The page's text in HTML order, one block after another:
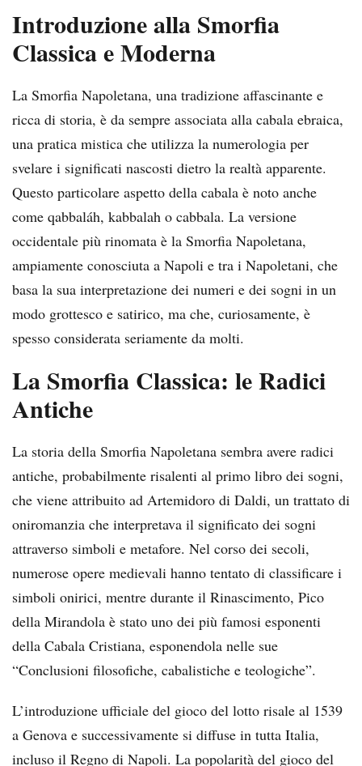
Introduzione alla Smorfia
Classica e Moderna
La Smorfia Napoletana, una tradizione affascinante e
ricca di storia, è da sempre associata alla cabala ebraica,
una pratica mistica che utilizza la numerologia per
svelare i significati nascosti dietro la realtà apparente.
Questo particolare aspetto della cabala è noto anche
come qabbaláh, kabbalah o cabbala. La versione
occidentale più rinomata è la Smorfia Napoletana,
ampiamente conosciuta a Napoli e tra i Napoletani, che
basa la sua interpretazione dei numeri e dei sogni in un
modo grottesco e satirico, ma che, curiosamente, è
spesso considerata seriamente da molti.
La Smorfia Classica: le Radici
Antiche
La storia della Smorfia Napoletana sembra avere radici
antiche, probabilmente risalenti al primo libro dei sogni,
che viene attribuito ad Artemidoro di Daldi, un trattato di
oniromanzia che interpretava il significato dei sogni
attraverso simboli e metafore. Nel corso dei secoli,
numerose opere medievali hanno tentato di classificare i
simboli onirici, mentre durante il Rinascimento, Pico
della Mirandola è stato uno dei più famosi esponenti
della Cabala Cristiana, esponendola nelle sue
“Conclusioni filosofiche, cabalistiche e teologiche”.
L’introduzione ufficiale del gioco del lotto risale al 1539
a Genova e successivamente si diffuse in tutta Italia,
incluso il Regno di Napoli. La popolarità del gioco del